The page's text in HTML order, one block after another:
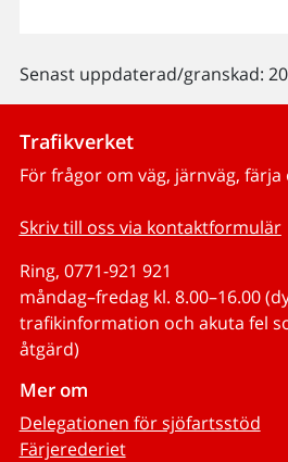
Senast uppdaterad/granskad:
Trafikverket
För frågor om väg, järnväg,
Skriv till oss via kontaktformulär
Ring, 0771-921 921
måndag–fredag kl. 8.00–16.00
trafikinformation och akuta fel
åtgärd)
Mer om
Delegationen för sjöfartsstöd
Färjerederiet